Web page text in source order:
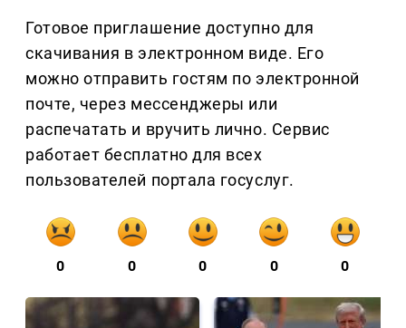
Готовое приглашение доступно для
скачивания в электронном виде. Его
можно отправить гостям по электронной
почте, через мессенджеры или
распечатать и вручить лично. Сервис
работает бесплатно для всех
пользователей портала госуслуг.
0 0 0 0 0